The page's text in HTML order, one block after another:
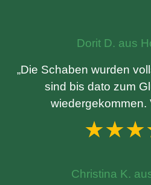
Dorit D. aus
„Die Schaben wurden
sind bis dato zum
wiedergekommen.
Christina K.